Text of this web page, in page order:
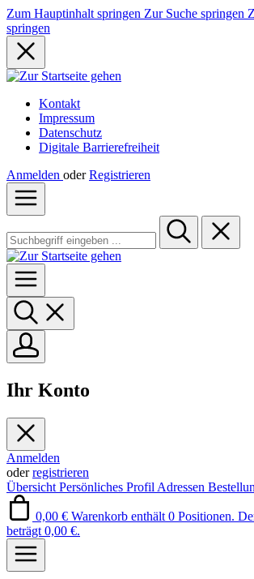
Zum Hauptinhalt springen Zur Suche springen
springen
Kontakt
Impressum
Datenschutz
Digitale Barrierefreiheit
Anmelden oder Registrieren
Ihr Konto
Anmelden
oderregistrieren
Übersicht Persönliches Profil Adressen
0,00 € Warenkorb enthält 0 Positionen.
beträgt 0,00 €.